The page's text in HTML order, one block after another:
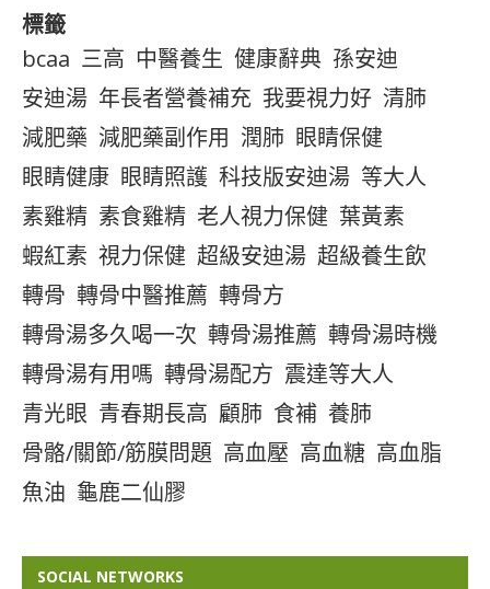
標籤
bcaa 三高 中醫養生 健康辭典 孫安迪
安迪湯 年長者營養補充 我要視力好 清肺
減肥藥 減肥藥副作用 潤肺 眼睛保健
眼睛健康 眼睛照護 科技版安迪湯 等大人
素雞精 素食雞精 老人視力保健 葉黃素
蝦紅素 視力保健 超級安迪湯 超級養生飲
轉骨 轉骨中醫推薦 轉骨方
轉骨湯多久喝一次 轉骨湯推薦 轉骨湯時機
轉骨湯有用嗎 轉骨湯配方 震達等大人
青光眼 青春期長高 顧肺 食補 養肺
骨骼/關節/筋膜問題 高血壓 高血糖 高血脂
魚油 龜鹿二仙膠
SOCIAL NETWORKS